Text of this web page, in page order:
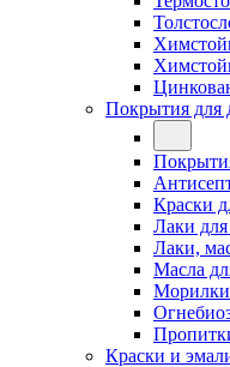
Покрытия для
Краски
Лаки для
Лаки,
Масла
Морилки
Краски и